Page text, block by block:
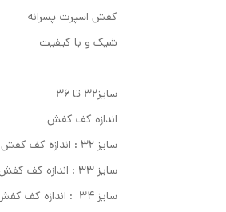
کفش اسپرت پسرانه
شیک و با کیفیت
سایز۳۲ تا ۳۶
اندازه کف کفش
سایز ۳۲ : اندازه کف کفش ۲۱ س
سایز ۳۳ : اندازه کف کفش ۲۱/۵ س
سایز ۳۴ : اندازه کف کفش۲۲ س